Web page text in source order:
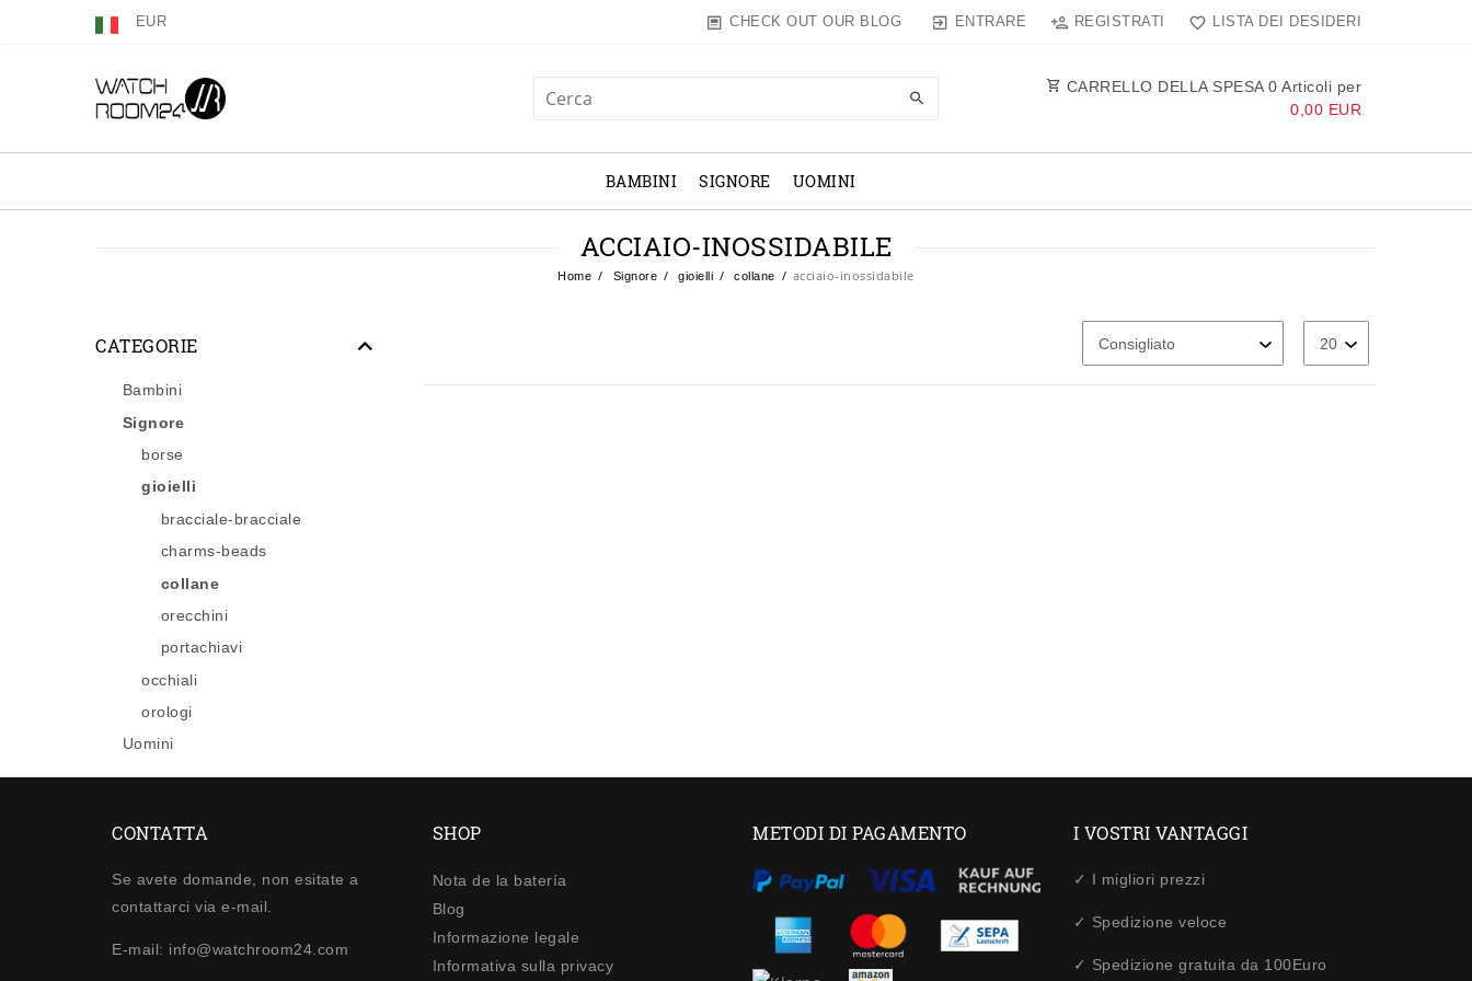
EUR CHECK OUT OUR BLOG ENTRARE REGISTRATI LISTA DEI DESIDERI
CARRELLO DELLA SPESA 0 Articoli per
0,00 EUR
BAMBINI SIGNORE UOMINI
ACCIAIO-INOSSIDABILE
Home Signore gioielli collane acciaio-inossidabile
CATEGORIE
Bambini
Signore
borse
gioielli
bracciale-bracciale
charms-beads
collane
orecchini
portachiavi
occhiali
orologi
Uomini
CONTATTA
Se avete domande, non esitate a
contattarci via e-mail.
E-mail: info@watchroom24.com
SHOP
Nota de la batería
Blog
Informazione legale
Informativa sulla privacy
METODI DI PAGAMENTO I VOSTRI VANTAGGI
✓ I migliori prezzi
✓ Spedizione veloce
✓ Spedizione gratuita da 100Euro